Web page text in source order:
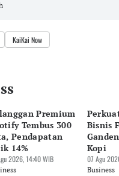
KaiKai Now
Premium
Tembus 300
Pendapatan
14%
2026, 14:40 WIB
Bisnis
Kopi
07 Agu
Business